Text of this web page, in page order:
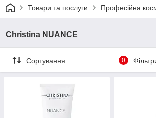
Товари та послуги Професійна
Christina NUANCE
Сортування 0